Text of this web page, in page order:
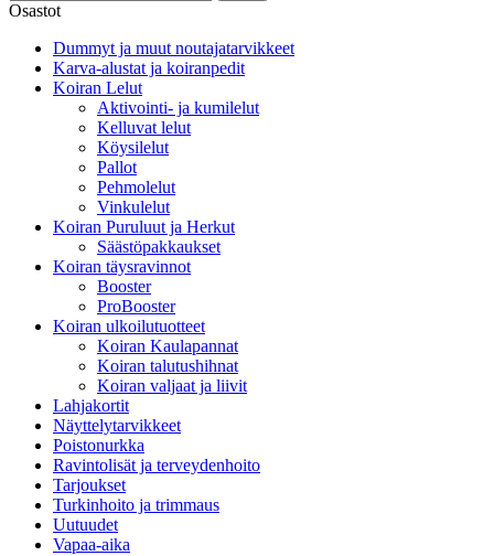
Osastot
Dummyt ja muut noutajatarvikkeet
Karva-alustat ja koiranpedit
Koiran Lelut
Aktivointi- ja kumilelut
Kelluvat lelut
Köysilelut
Pallot
Pehmolelut
Vinkulelut
Koiran Puruluut ja Herkut
Säästöpakkaukset
Koiran täysravinnot
Booster
ProBooster
Koiran ulkoilutuotteet
Koiran Kaulapannat
Koiran talutushihnat
Koiran valjaat ja liivit
Lahjakortit
Näyttelytarvikkeet
Poistonurkka
Ravintolisät ja terveydenhoito
Tarjoukset
Turkinhoito ja trimmaus
Uutuudet
Vapaa-aika